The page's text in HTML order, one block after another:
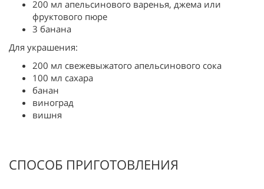
200 мл апельсинового варенья, джема или
фруктового пюре
3 банана
Для украшения:
200 мл свежевыжатого апельсинового сока
100 мл сахара
банан
виноград
вишня
СПОСОБ ПРИГОТОВЛЕНИЯ